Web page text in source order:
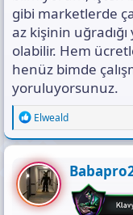
gibi marketlerde
az kişinin
olabilir. Hem
henüz bimde
yoruluyorsunuz.
R
e
a
c
t
i
o
n
Elweald